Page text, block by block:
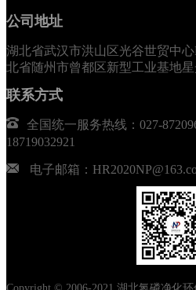
公司地址
湖北省武汉市洪山区光谷世贸中
北省随州市曾都区新型工业基地
联系方式
全国统一服务热线：027-
18719032921
电子邮箱：